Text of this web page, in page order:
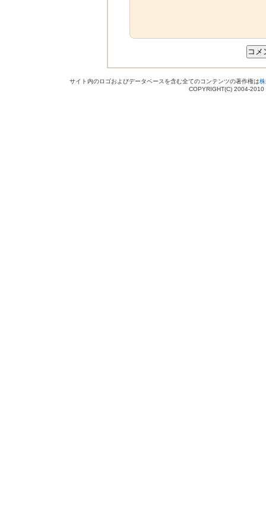
サイト内のロゴおよびデータベースを含む全てのコンテンツの著作権は
COPYRIGHT(C) 2004-